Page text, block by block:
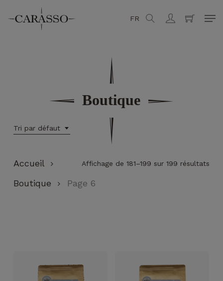
FR searchaccount
Panier Fermer
Boutique
Tri par défaut
Affichage de 181–199 sur 199 résultats
Accueil
Boutique
Page 6